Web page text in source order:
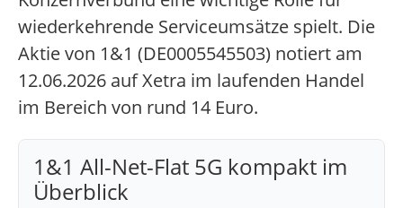
wiederkehrende Serviceumsätze spielt. Die
Aktie von 1&1 (DE0005545503) notiert am
12.06.2026 auf Xetra im laufenden Handel
im Bereich von rund 14 Euro.
1&1 All-Net-Flat 5G kompakt im
Überblick